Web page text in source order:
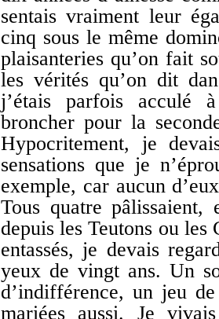
sentais vraiment leur
cinq sous le même
plaisanteries qu’on fait
les vérités qu’on dit
j’étais parfois acculé
broncher pour la
Hypocritement, je
sensations que je
exemple, car aucun
Tous quatre
depuis les Teutons ou
entassés, je devais
yeux de vingt ans. Un
d’indifférence, un jeu
mariées aussi. Je